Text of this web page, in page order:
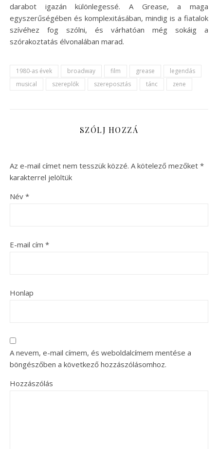
darabot igazán különlegessé. A Grease, a maga
egyszerűségében és komplexitásában, mindig is a fiatalok
szívéhez fog szólni, és várhatóan még sokáig a
szórakoztatás élvonalában marad.
1980-as évek broadway film grease
legendás
musical
szereplők szereposztás tánc zene
SZÓLJ HOZZÁ
Az e-mail címet nem tesszük közzé. A kötelező mezőket *
karakterrel jelöltük
Név *
E-mail cím *
Honlap
A nevem, e-mail címem, és weboldalcímem mentése a
böngészőben a következő hozzászólásomhoz.
Hozzászólás